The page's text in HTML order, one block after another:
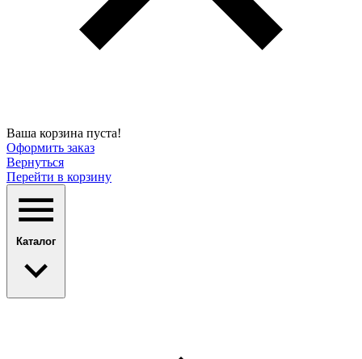
Ваша корзина пуста!
Оформить заказ
Вернуться
Перейти в корзину
Каталог